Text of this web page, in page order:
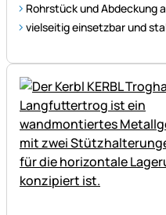
Rohrstück und Abdeckung
vielseitig einsetzbar und